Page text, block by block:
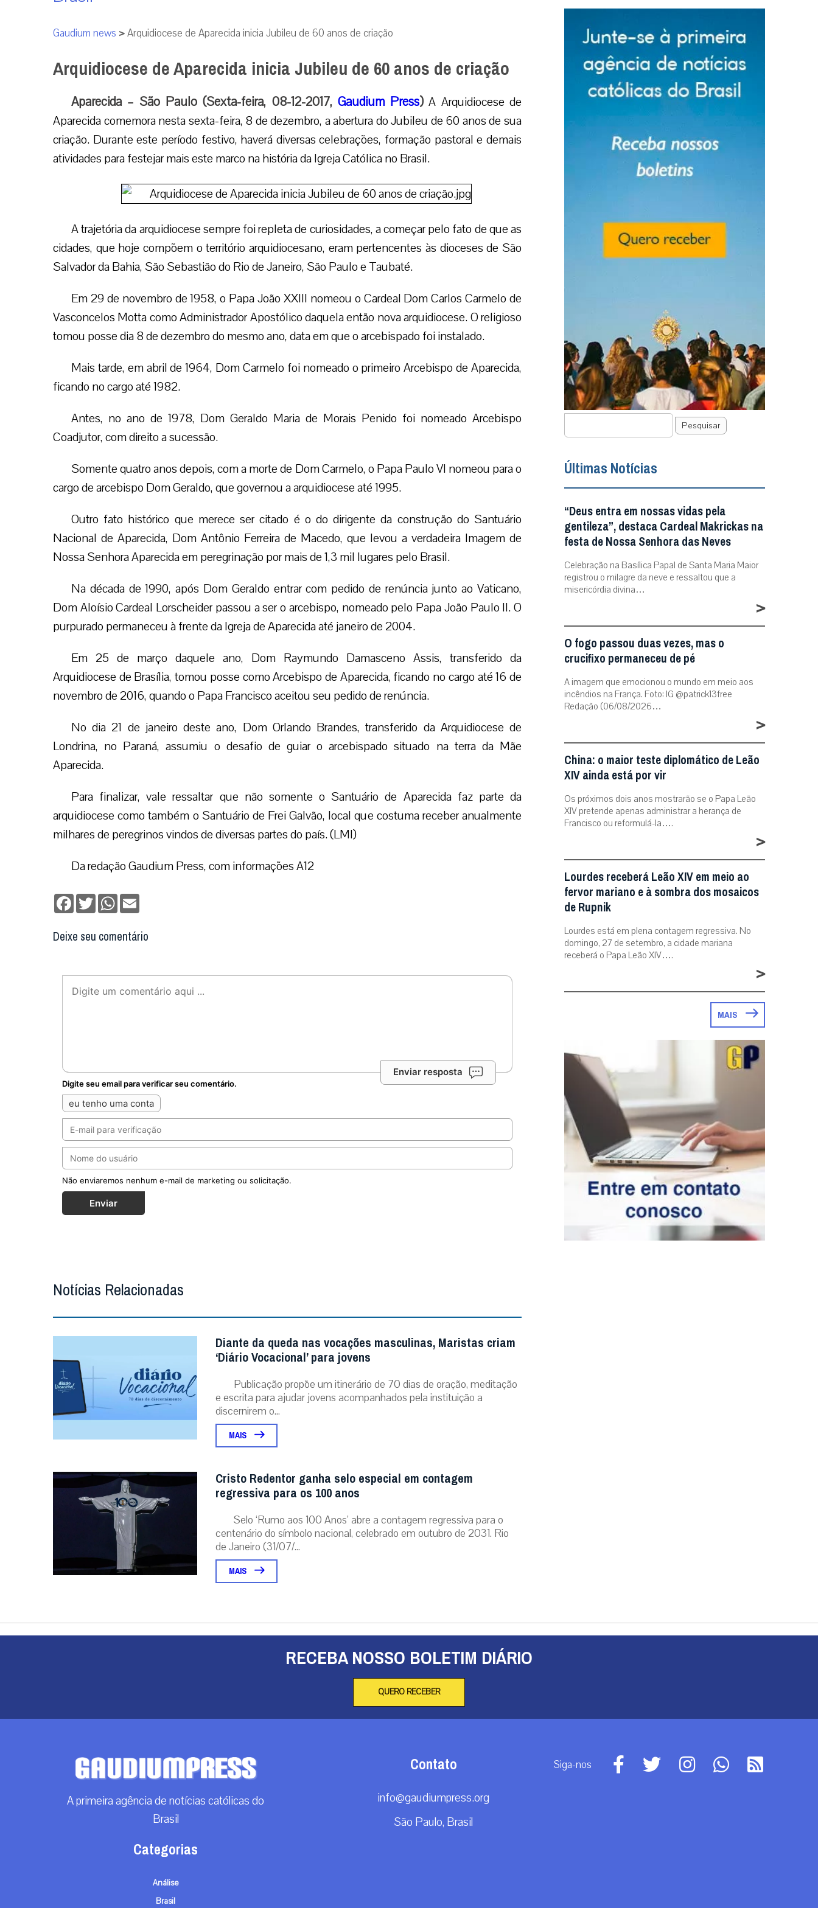
Gaudium news >Arquidiocese de Aparecida inicia Jubileu de 60 anos de criação
Arquidiocese de Aparecida inicia Jubileu de 60 anos de criação
Aparecida – São Paulo (Sexta-feira, 08-12-2017, Gaudium Press) A Arquidiocese de
Aparecida comemora nesta sexta-feira, 8 de dezembro, a abertura do Jubileu de 60 anos de sua
criação. Durante este período festivo, haverá diversas celebrações, formação pastoral e demais
atividades para festejar mais este marco na história da Igreja Católica no Brasil.
A trajetória da arquidiocese sempre foi repleta de curiosidades, a começar pelo fato de que as
cidades, que hoje compõem o território arquidiocesano, eram pertencentes às dioceses de São
Salvador da Bahia, São Sebastião do Rio de Janeiro, São Paulo e Taubaté.
Em 29 de novembro de 1958, o Papa João XXIII nomeou o Cardeal Dom Carlos Carmelo de
Vasconcelos Motta como Administrador Apostólico daquela então nova arquidiocese. O religioso
tomou posse dia 8 de dezembro do mesmo ano, data em que o arcebispado foi instalado.
Mais tarde, em abril de 1964, Dom Carmelo foi nomeado o primeiro Arcebispo de Aparecida,
ficando no cargo até 1982.
Antes, no ano de 1978, Dom Geraldo Maria de Morais Penido foi nomeado Arcebispo
Coadjutor, com direito a sucessão.
Somente quatro anos depois, com a morte de Dom Carmelo, o Papa Paulo VI nomeou para o
cargo de arcebispo Dom Geraldo, que governou a arquidiocese até 1995.
Outro fato histórico que merece ser citado é o do dirigente da construção do Santuário
Nacional de Aparecida, Dom Antônio Ferreira de Macedo, que levou a verdadeira Imagem de
Nossa Senhora Aparecida em peregrinação por mais de 1,3 mil lugares pelo Brasil.
Na década de 1990, após Dom Geraldo entrar com pedido de renúncia junto ao Vaticano,
Dom Aloísio Cardeal Lorscheider passou a ser o arcebispo, nomeado pelo Papa João Paulo II. O
purpurado permaneceu à frente da Igreja de Aparecida até janeiro de 2004.
Em 25 de março daquele ano, Dom Raymundo Damasceno Assis, transferido da
Arquidiocese de Brasília, tomou posse como Arcebispo de Aparecida, ficando no cargo até 16 de
novembro de 2016, quando o Papa Francisco aceitou seu pedido de renúncia.
No dia 21 de janeiro deste ano, Dom Orlando Brandes, transferido da Arquidiocese de
Londrina, no Paraná, assumiu o desafio de guiar o arcebispado situado na terra da Mãe
Aparecida.
Para finalizar, vale ressaltar que não somente o Santuário de Aparecida faz parte da
arquidiocese como também o Santuário de Frei Galvão, local que costuma receber anualmente
milhares de peregrinos vindos de diversas partes do país. (LMI)
Da redação Gaudium Press, com informações A12
Facebook
TwitterWhatsApp
Deixe seu comentário
Enviar resposta
Digite seu email para verificar seu comentário.
eu tenho uma conta
Não enviaremos nenhum e-mail de marketing ou solicitação.
Enviar
Notícias Relacionadas
Diante da queda nas vocações masculinas, Maristas criam
‘Diário Vocacional’ para jovens
Publicação propõe um itinerário de 70 dias de oração, meditação
e escrita para ajudar jovens acompanhados pela instituição a
discernirem o...
MAIS
Cristo Redentor ganha selo especial em contagem
regressiva para os 100 anos
Selo ‘Rumo aos 100 Anos’ abre a contagem regressiva para o
centenário do símbolo nacional, celebrado em outubro de 2031. Rio
de Janeiro (31/07/...
MAIS
Pesquisar
Últimas Notícias
“Deus entra em nossas vidas pela
gentileza”, destaca Cardeal Makrickas na
festa de Nossa Senhora das Neves
Celebração na Basílica Papal de Santa Maria Maior
registrou o milagre da neve e ressaltou que a
misericórdia divina…
>
O fogo passou duas vezes, mas o
crucifixo permaneceu de pé
A imagem que emocionou o mundo em meio aos
incêndios na França. Foto: IG @patrick13free
Redação (06/08/2026…
>
China: o maior teste diplomático de Leão
XIV ainda está por vir
Os próximos dois anos mostrarão se o Papa Leão
XIV pretende apenas administrar a herança de
Francisco ou reformulá-la….
>
Lourdes receberá Leão XIV em meio ao
fervor mariano e à sombra dos mosaicos
de Rupnik
Lourdes está em plena contagem regressiva. No
domingo, 27 de setembro, a cidade mariana
receberá o Papa Leão XIV….
>
MAIS
RECEBA NOSSO BOLETIM DIÁRIO
QUERO RECEBER
A primeira agência de notícias católicas do
Brasil
Categorias
Análise
Brasil
Contato
info@gaudiumpress.org
São Paulo, Brasil
Siga-nos